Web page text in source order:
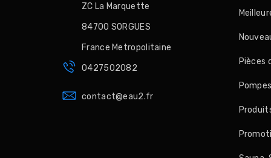
ZC La Marquette
84700 SORGUES
France Metropolitaine
0427502082
contact@eau2.fr
Pièces